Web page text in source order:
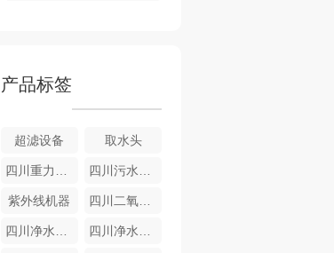
产品标签
超滤设备 取水头
四川重力式无阀滤池 四川污水设备-气浮成套设备
紫外线机器 四川二氧化氯发生器
四川净水设备-全自动净水器 四川净水设备—重力式